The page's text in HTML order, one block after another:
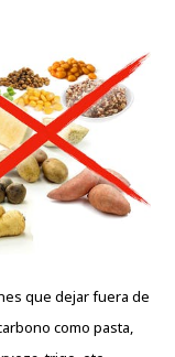
que dejar fuera de
como pasta,